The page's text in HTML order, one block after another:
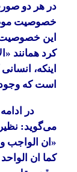
در هر دو
خصوصیت
این خصوصیت
کرد همانند
اینکه،
است که
در
می‌گوید:
«ان الواجب
کما ان